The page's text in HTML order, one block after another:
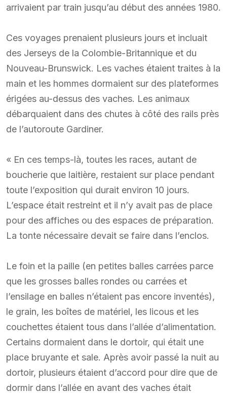
arrivaient par train jusqu’au début des années 1980.
Ces voyages prenaient plusieurs jours et incluait
des Jerseys de la Colombie-Britannique et du
Nouveau-Brunswick. Les vaches étaient traites à la
main et les hommes dormaient sur des plateformes
érigées au-dessus des vaches. Les animaux
débarquaient dans des chutes à côté des rails près
de l’autoroute Gardiner.
« En ces temps-là, toutes les races, autant de
boucherie que laitière, restaient sur place pendant
toute l’exposition qui durait environ 10 jours.
L’espace était restreint et il n’y avait pas de place
pour des affiches ou des espaces de préparation.
La tonte nécessaire devait se faire dans l’enclos.
Le foin et la paille (en petites balles carrées parce
que les grosses balles rondes ou carrées et
l’ensilage en balles n’étaient pas encore inventés),
le grain, les boîtes de matériel, les licous et les
couchettes étaient tous dans l’allée d’alimentation.
Certains dormaient dans le dortoir, qui était une
place bruyante et sale. Après avoir passé la nuit au
dortoir, plusieurs étaient d’accord pour dire que de
dormir dans l’allée en avant des vaches était